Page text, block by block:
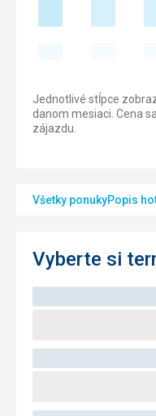
Jednotlivé stĺpce
danom mesiaci. Cena
zájazdu.
Všetky ponukyPopis
Vyberte si